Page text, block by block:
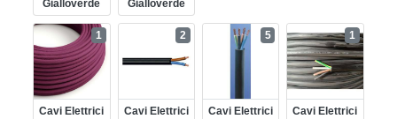
Gialloverde
Gialloverde
Cavi Elettrici
1
Cavi Elettrici
2
Cavi Elettrici
5
Cavi Elettrici
1